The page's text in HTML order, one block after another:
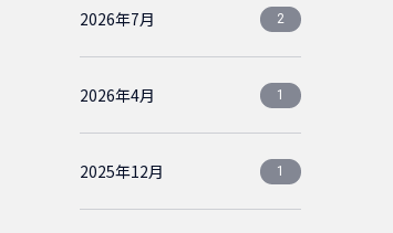
2026年7月 2
2026年4月 1
2025年12月 1